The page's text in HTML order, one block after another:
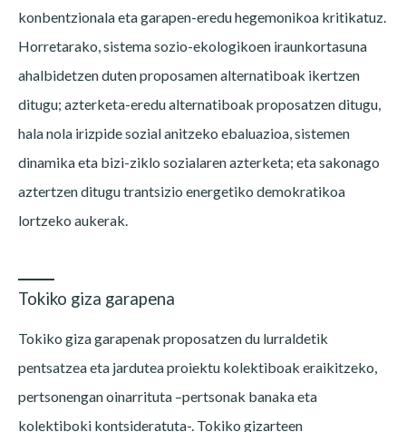
konbentzionala eta garapen-eredu hegemonikoa kritikatuz.
Horretarako, sistema sozio-ekologikoen iraunkortasuna
ahalbidetzen duten proposamen alternatiboak ikertzen
ditugu; azterketa-eredu alternatiboak proposatzen ditugu,
hala nola irizpide sozial anitzeko ebaluazioa, sistemen
dinamika eta bizi-ziklo sozialaren azterketa; eta sakonago
aztertzen ditugu trantsizio energetiko demokratikoa
lortzeko aukerak.
Tokiko giza garapena
Tokiko giza garapenak proposatzen du lurraldetik
pentsatzea eta jardutea proiektu kolektiboak eraikitzeko,
pertsonengan oinarrituta –pertsonak banaka eta
kolektiboki kontsideratuta-. Tokiko gizarteen